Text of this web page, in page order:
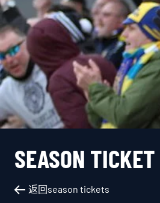
SEASON
返回season tickets